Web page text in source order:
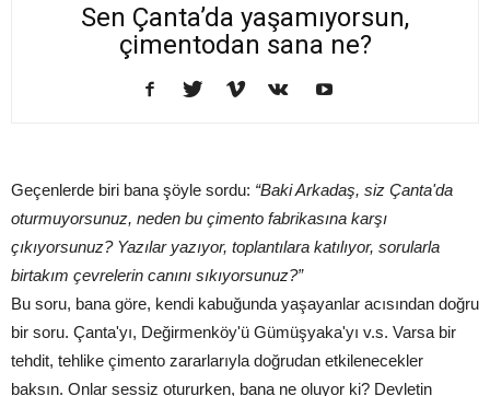
Sen Çanta’da yaşamıyorsun,
çimentodan sana ne?
Geçenlerde biri bana şöyle sordu: “Baki Arkadaş, siz Çanta'da
oturmuyorsunuz, neden bu çimento fabrikasına karşı
çıkıyorsunuz? Yazılar yazıyor, toplantılara katılıyor, sorularla
birtakım çevrelerin canını sıkıyorsunuz?”
Bu soru, bana göre, kendi kabuğunda yaşayanlar acısından doğru
bir soru. Çanta'yı, Değirmenköy'ü Gümüşyaka'yı v.s. Varsa bir
tehdit, tehlike çimento zararlarıyla doğrudan etkilenecekler
baksın. Onlar sessiz otururken, bana ne oluyor ki? Devletin